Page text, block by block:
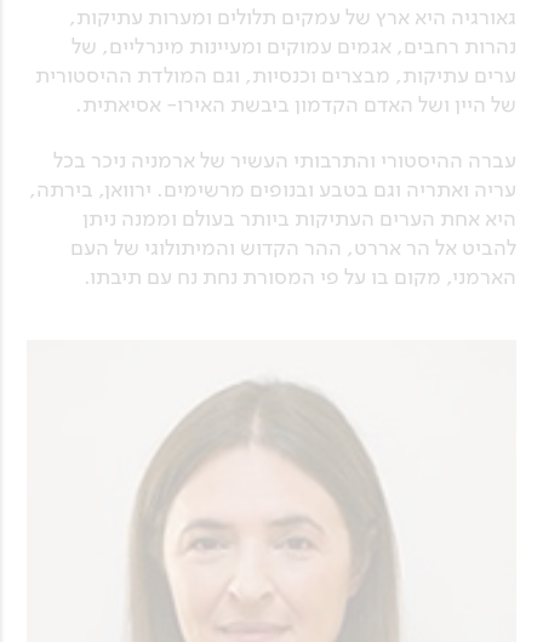
גאורגיה היא ארץ של עמקים תלולים ומערות עתיקות,
נהרות רחבים, אגמים עמוקים ומעיינות מינרליים, של
ערים עתיקות, מבצרים וכנסיות, וגם המולדת ההיסטורית
של היין ושל האדם הקדמון ביבשת האירו- אסיאתית.
עברה ההיסטורי והתרבותי העשיר של ארמניה ניכר בכל
עריה ואתריה וגם בטבע ובנופים מרשימים. ירוואן, בירתה,
היא אחת הערים העתיקות ביותר בעולם וממנה ניתן
להביט אל הר אררט, ההר הקדוש והמיתולוגי של העם
הארמני, מקום בו על פי המסורת נחת נח עם תיבתו.